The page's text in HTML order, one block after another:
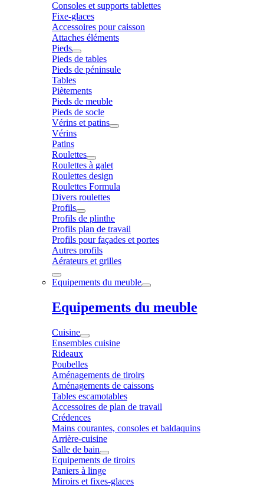
Consoles et supports tablettes
Fixe-glaces
Accessoires pour caisson
Attaches éléments
Pieds
Pieds de tables
Pieds de péninsule
Tables
Piètements
Pieds de meuble
Pieds de socle
Vérins et patins
Vérins
Patins
Roulettes
Roulettes à galet
Roulettes design
Roulettes Formula
Divers roulettes
Profils
Profils de plinthe
Profils plan de travail
Profils pour façades et portes
Autres profils
Aérateurs et grilles
Equipements du meuble
Equipements du meuble
Cuisine
Ensembles cuisine
Rideaux
Poubelles
Aménagements de tiroirs
Aménagements de caissons
Tables escamotables
Accessoires de plan de travail
Crédences
Mains courantes, consoles et baldaquins
Arrière-cuisine
Salle de bain
Equipements de tiroirs
Paniers à linge
Miroirs et fixes-glaces